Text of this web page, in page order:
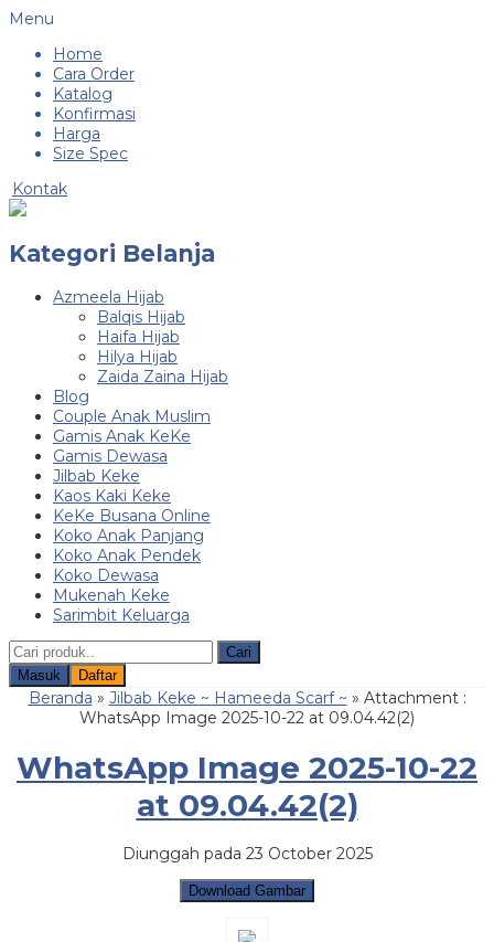
Menu
Home
Cara Order
Katalog
Konfirmasi
Harga
Size Spec
Kontak
Kategori Belanja
Azmeela Hijab
Balqis Hijab
Haifa Hijab
Hilya Hijab
Zaida Zaina Hijab
Blog
Couple Anak Muslim
Gamis Anak KeKe
Gamis Dewasa
Jilbab Keke
Kaos Kaki Keke
KeKe Busana Online
Koko Anak Panjang
Koko Anak Pendek
Koko Dewasa
Mukenah Keke
Sarimbit Keluarga
Cari
Masuk
Daftar
Beranda » Jilbab Keke ~ Hameeda Scarf ~ » Attachment :
WhatsApp Image 2025-10-22 at 09.04.42(2)
WhatsApp Image 2025-10-22
at 09.04.42(2)
Diunggah pada 23 October 2025
Download Gambar